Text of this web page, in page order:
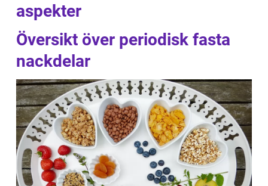
aspekter
Översikt över periodisk fasta
nackdelar